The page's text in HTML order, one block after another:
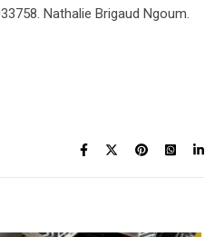
Nathalie Brigaud Ngoum.